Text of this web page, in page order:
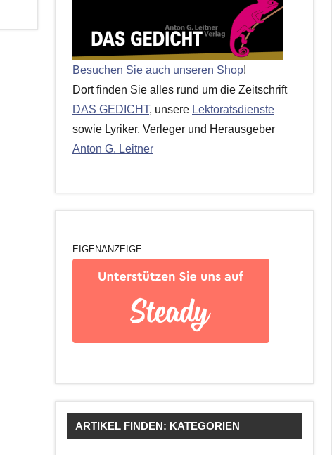
Besuchen Sie auch unseren Shop!
Dort finden Sie alles rund um die Zeitschrift
DAS GEDICHT, unsere Lektoratsdienste
sowie Lyriker, Verleger und Herausgeber
Anton G. Leitner
EIGENANZEIGE
ARTIKEL FINDEN: KATEGORIEN